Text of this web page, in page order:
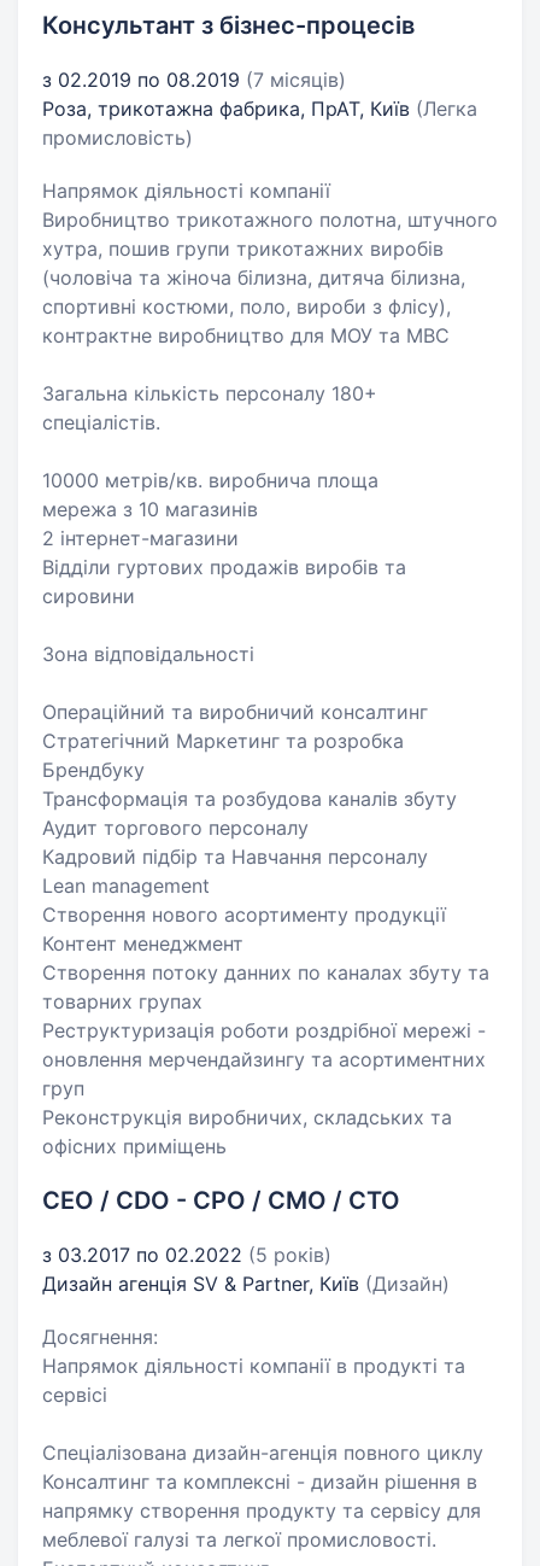
Консультант з бізнес-процесів
з 02.2019 по 08.2019 (7 місяців)
Роза, трикотажна фабрика, ПрАТ, Київ (Легка
промисловість)
Напрямок діяльності компанії
Виробництво трикотажного полотна, штучного
хутра, пошив групи трикотажних виробів
(чоловіча та жіноча білизна, дитяча білизна,
спортивні костюми, поло, вироби з флісу),
контрактне виробництво для МОУ та МВС
Загальна кількість персоналу 180+
спеціалістів.
10000 метрів/кв. виробнича площа
мережа з 10 магазинів
2 інтернет-магазини
Відділи гуртових продажів виробів та
сировини
Зона відповідальності
Операційний та виробничий консалтинг
Стратегічний Маркетинг та розробка
Брендбуку
Трансформація та розбудова каналів збуту
Аудит торгового персоналу
Кадровий підбір та Навчання персоналу
Lean management
Створення нового асортименту продукції
Контент менеджмент
Створення потоку данних по каналах збуту та
товарних групах
Реструктуризація роботи роздрібної мережі -
оновлення мерчендайзингу та асортиментних
груп
Реконструкція виробничих, складських та
офісних приміщень
CEO / CDO - CPO / CMO / CTO
з 03.2017 по 02.2022 (5 років)
Дизайн агенція SV & Partner, Київ (Дизайн)
Досягнення:
Напрямок діяльності компанії в продукті та
сервісі
Спеціалізована дизайн-агенція повного циклу
Консалтинг та комплексні - дизайн рішення в
напрямку створення продукту та сервісу для
меблевої галузі та легкої промисловості.